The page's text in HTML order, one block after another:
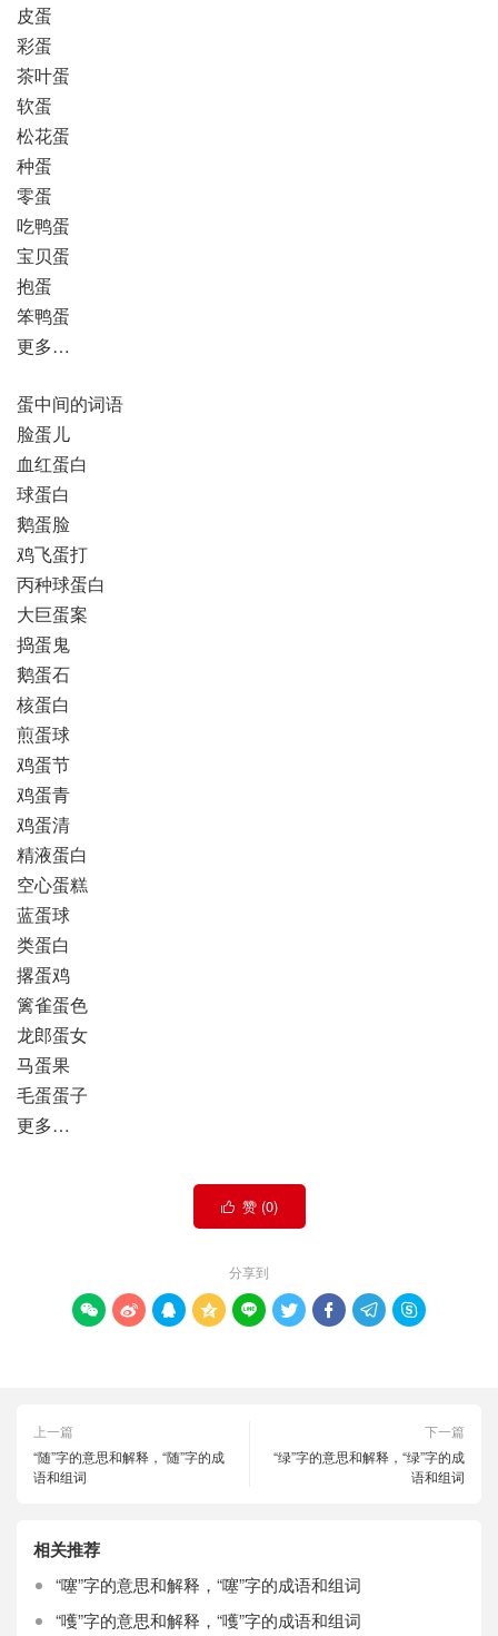
皮蛋
彩蛋
茶叶蛋
软蛋
松花蛋
种蛋
零蛋
吃鸭蛋
宝贝蛋
抱蛋
笨鸭蛋
更多…
蛋中间的词语
脸蛋儿
血红蛋白
球蛋白
鹅蛋脸
鸡飞蛋打
丙种球蛋白
大巨蛋案
捣蛋鬼
鹅蛋石
核蛋白
煎蛋球
鸡蛋节
鸡蛋青
鸡蛋清
精液蛋白
空心蛋糕
蓝蛋球
类蛋白
撂蛋鸡
篱雀蛋色
龙郎蛋女
马蛋果
毛蛋蛋子
更多…
 赞 (0)
分享到
        
上一篇
“随”字的意思和解释，“随”字的成
语和组词
下一篇
“绿”字的意思和解释，“绿”字的成
语和组词
相关推荐
“噻”字的意思和解释，“噻”字的成语和组词
“嚄”字的意思和解释，“嚄”字的成语和组词